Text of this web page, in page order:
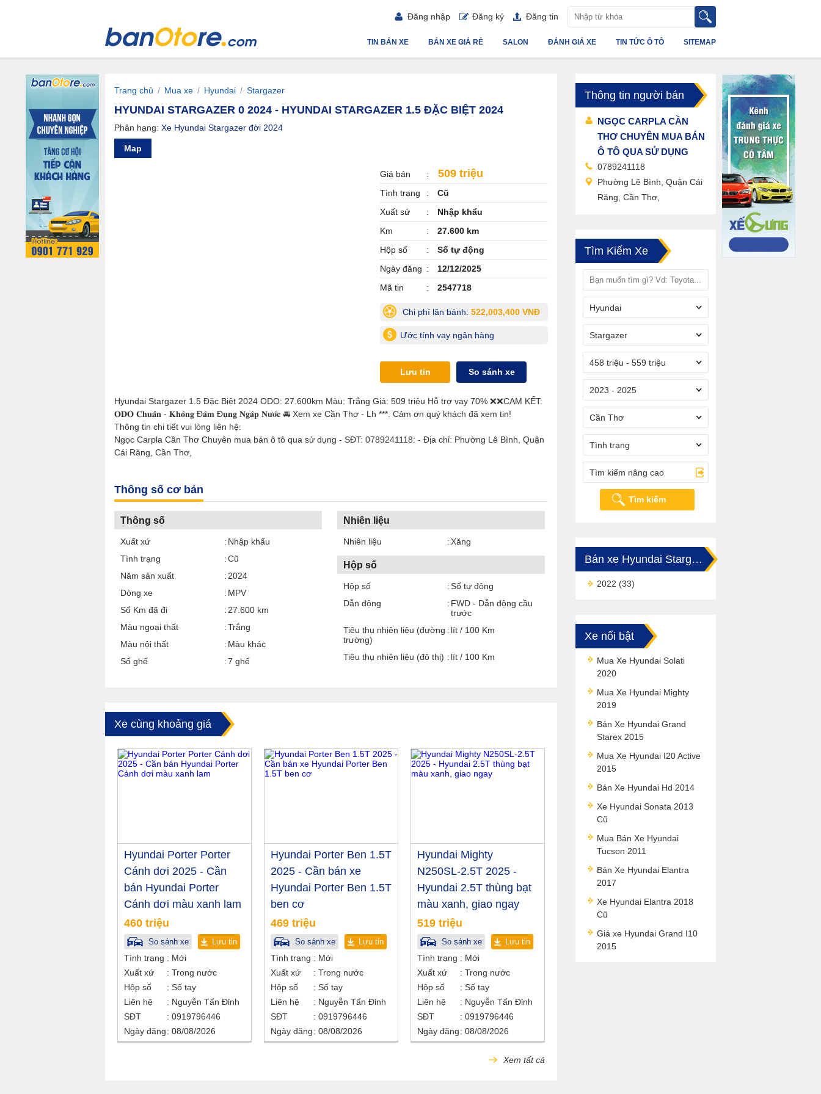
Đăng nhập Đăng ký Đăng tin
SITEMAP
TIN TỨC Ô TÔ
ĐÁNH GIÁ XE
SALON
BÁN XE GIÁ RẺ
TIN BÁN XE
Trang chủ / Mua xe / Hyundai / Stargazer
HYUNDAI STARGAZER 0 2024 - HYUNDAI STARGAZER 1.5 ĐẶC BIỆT 2024
Phân hạng: Xe Hyundai Stargazer đời 2024
Map
Giá bán 509 triệu
Tình trạng
Cũ
Xuất sứ
Nhập khẩu
Km
27.600 km
Hộp số
Số tự động
Ngày đăng
12/12/2025
Mã tin
2547718
Chi phí lăn bánh: 522,003,400 VNĐ
Ước tính vay ngân hàng
Lưu tin So sánh xe
Hyundai Stargazer 1.5 Đặc Biệt 2024 ODO: 27.600km Màu: Trắng Giá: 509 triệu Hỗ trợ vay 70% ❌❌CAM KẾT:
𝐎𝐃𝐎 𝐂𝐡𝐮𝐚̂̉𝐧 - 𝐊𝐡𝐨̂𝐧𝐠 Đ𝐚̂𝐦 Đ𝐮̣𝐧𝐠 𝐍𝐠𝐚̣̂𝐩 𝐍𝐮̛𝐨̛́𝐜 🚘 Xem xe Cần Thơ - Lh ***. Cảm ơn quý khách đã xem tin!
Thông tin chi tiết vui lòng liên hệ:
Ngọc Carpla Cần Thơ Chuyên mua bán ô tô qua sử dụng - SĐT: 0789241118: - Địa chỉ: Phường Lê Bình, Quận
Cái Răng, Cần Thơ,
Thông số cơ bản
Thông số
Xuất xứ
Nhập khẩu
Tình trạng
Cũ
Năm sản xuất
2024
Dòng xe
MPV
Số Km đã đi
27.600 km
Màu ngoại thất
Trắng
Màu nội thất
Màu khác
Số ghế
7 ghế
Nhiên liệu
Nhiên liệu Xăng
Hộp số
Hộp số
Số tự động
Dẫn động
FWD - Dẫn động cầu
trước
Tiêu thụ nhiên liệu (đường
trường)
lít / 100 Km
Tiêu thụ nhiên liệu (đô thị) lít / 100 Km
Xe cùng khoảng giá
Hyundai Porter Porter
Cánh dơi 2025 - Cần
bán Hyundai Porter
Cánh dơi màu xanh lam
460 triệu
So sánh xe Lưu tin
Tình trạng
Mới
Xuất xứ
Trong nước
Hộp số
Số tay
Liên hệ
Nguyễn Tấn Đỉnh
SĐT
0919796446
Ngày đăng
08/08/2026
Hyundai Porter Ben 1.5T
2025 - Cần bán xe
Hyundai Porter Ben 1.5T
ben cơ
469 triệu
So sánh xe Lưu tin
Tình trạng
Mới
Xuất xứ
Trong nước
Hộp số
Số tay
Liên hệ
Nguyễn Tấn Đỉnh
SĐT
0919796446
Ngày đăng
08/08/2026
Hyundai Mighty
N250SL-2.5T 2025 -
Hyundai 2.5T thùng bạt
màu xanh, giao ngay
519 triệu
So sánh xe Lưu tin
Tình trạng
Mới
Xuất xứ
Trong nước
Hộp số
Số tay
Liên hệ
Nguyễn Tấn Đỉnh
SĐT
0919796446
Ngày đăng
08/08/2026
Xem tất cả
Thông tin người bán
NGỌC CARPLA CẦN
THƠ CHUYÊN MUA BÁN
Ô TÔ QUA SỬ DỤNG
0789241118
Phường Lê Bình, Quận Cái
Răng, Cần Thơ,
Tìm Kiếm Xe
Hyundai
Stargazer
458 triệu - 559 triệu
2023 - 2025
Cần Thơ
Tình trạng
Tìm kiếm nâng cao
Tìm kiếm
Bán xe Hyundai Stargazer
2022 (33)
Xe nổi bật
Mua Xe Hyundai Solati
2020
Mua Xe Hyundai Mighty
2019
Bán Xe Hyundai Grand
Starex 2015
Mua Xe Hyundai I20 Active
2015
Bán Xe Hyundai Hd 2014
Xe Hyundai Sonata 2013
Cũ
Mua Bán Xe Hyundai
Tucson 2011
Bán Xe Hyundai Elantra
2017
Xe Hyundai Elantra 2018
Cũ
Giá xe Hyundai Grand I10
2015